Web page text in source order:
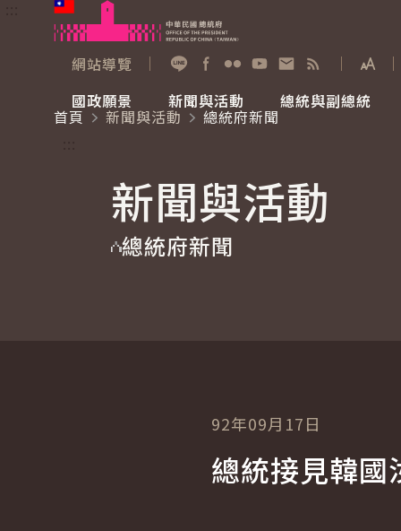
跳到主要內容
網站導覽
展開
國政願景
國家氣候變遷對策委員會
重要談話
新聞與活動
總統府新聞
影音頻道
總統與副總統
賴清德總統
參觀資訊
首頁 新聞與活動
總統府新聞
新聞與活動
總統府新聞
92年09月17日
總統接見韓國